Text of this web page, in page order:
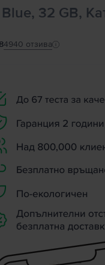
Blue, 32 GB,
4940 отзива